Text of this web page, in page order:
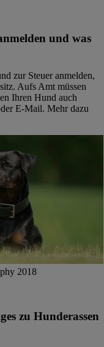
und was
zur Steuer anmelden,
Aufs Amt müssen
Ihren Hund auch
E-Mail. Mehr dazu
2018
zu Hunderassen